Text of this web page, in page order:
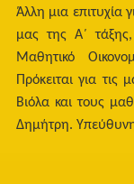
Άλλη μια επιτυχία
μας της Α΄
Μαθητικό
Πρόκειται για
Βιόλα και τους
Δημήτρη.